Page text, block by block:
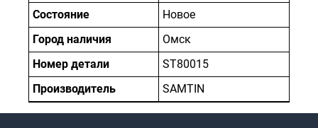
Состояние
Новое
Город наличия
Омск
Номер детали
ST80015
Производитель
SAMTIN